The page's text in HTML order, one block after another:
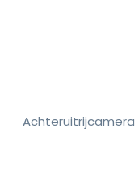
Achteruitrijcamera